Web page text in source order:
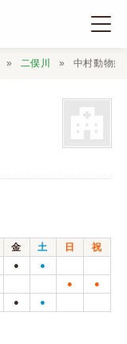
二俣川 中村動物病
金 土 日
祝
● ●
● ●
● ●